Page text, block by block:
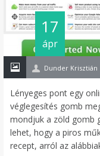
17
ápr
Dunder Krisztián
Lényeges pont egy
véglegesítés gomb
mondjuk a zöld gomb
lehet, hogy a piros
recept, arról az